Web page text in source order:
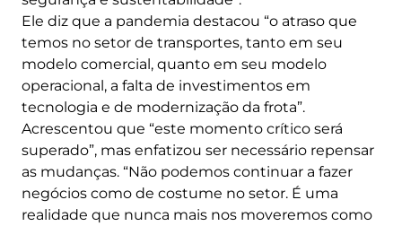
Ele diz que a pandemia destacou “o atraso que
temos no setor de transportes, tanto em seu
modelo comercial, quanto em seu modelo
operacional, a falta de investimentos em
tecnologia e de modernização da frota”.
Acrescentou que “este momento crítico será
superado”, mas enfatizou ser necessário repensar
as mudanças. “Não podemos continuar a fazer
negócios como de costume no setor. É uma
realidade que nunca mais nos moveremos como